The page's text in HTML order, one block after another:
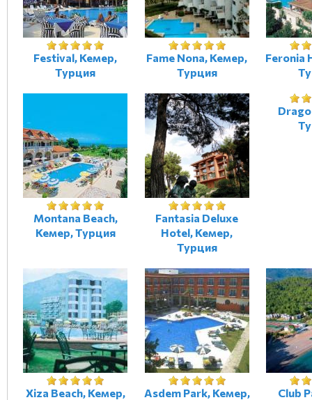
Festival, Кемер,
Турция
Fame Nona, Кемер,
Турция
Feronia
Montana Beach,
Кемер, Турция
Fantasia Deluxe
Hotel, Кемер,
Турция
Xiza Beach, Кемер,
Asdem Park, Кемер,
Club